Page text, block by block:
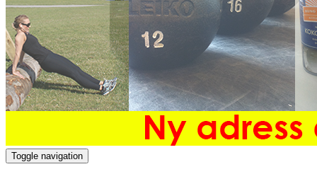
Toggle navigation